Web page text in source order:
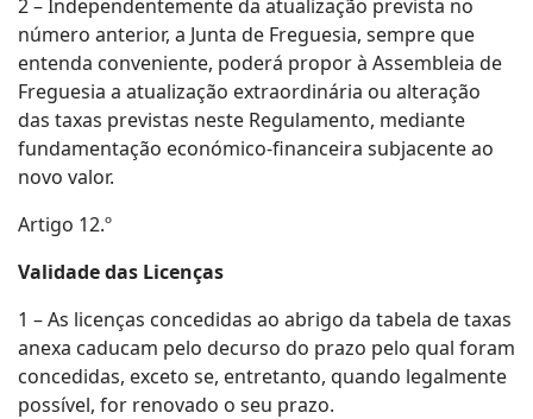
2 – Independentemente da atualização prevista no
número anterior, a Junta de Freguesia, sempre que
entenda conveniente, poderá propor à Assembleia de
Freguesia a atualização extraordinária ou alteração
das taxas previstas neste Regulamento, mediante
fundamentação económico-financeira subjacente ao
novo valor.
Artigo 12.º
Validade das Licenças
1 – As licenças concedidas ao abrigo da tabela de taxas
anexa caducam pelo decurso do prazo pelo qual foram
concedidas, exceto se, entretanto, quando legalmente
possível, for renovado o seu prazo.